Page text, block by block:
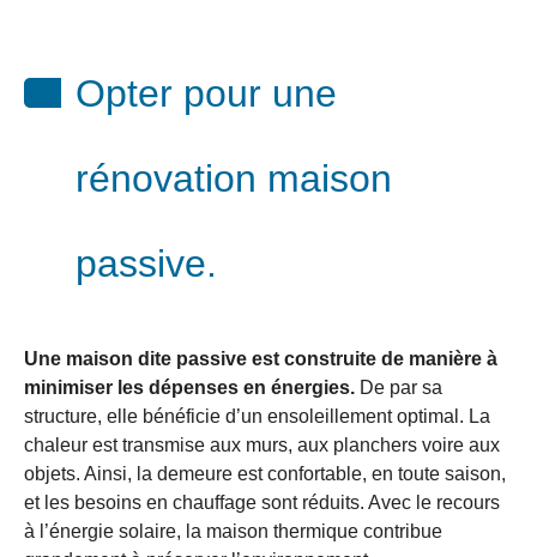
Opter pour une
rénovation maison
passive.
Une maison dite passive est construite de manière à
minimiser les dépenses en énergies. De par sa
structure, elle bénéficie d’un ensoleillement optimal. La
chaleur est transmise aux murs, aux planchers voire aux
objets. Ainsi, la demeure est confortable, en toute saison,
et les besoins en chauffage sont réduits. Avec le recours
à l’énergie solaire, la maison thermique contribue